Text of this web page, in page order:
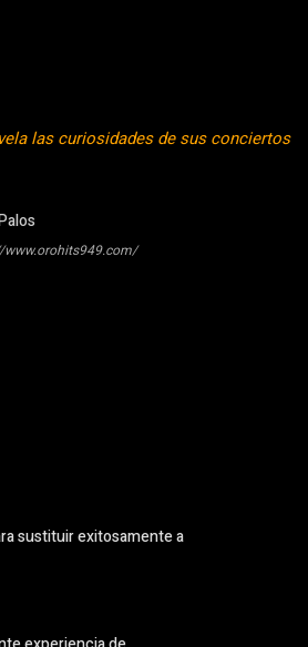
las curiosidades de sus conciertos
sustituir exitosamente a